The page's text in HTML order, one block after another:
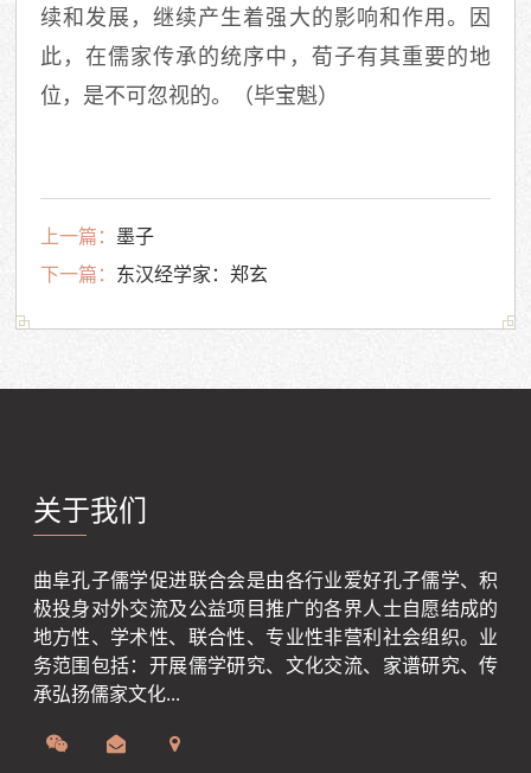
续和发展，继续产生着强大的影响和作用。因
此，在儒家传承的统序中，荀子有其重要的地
位，是不可忽视的。（毕宝魁）
上一篇： 墨子
下一篇： 东汉经学家：郑玄
关于我们
曲阜孔子儒学促进联合会是由各行业爱好孔子儒学、积
极投身对外交流及公益项目推广的各界人士自愿结成的
地方性、学术性、联合性、专业性非营利社会组织。业
务范围包括：开展儒学研究、文化交流、家谱研究、传
承弘扬儒家文化...